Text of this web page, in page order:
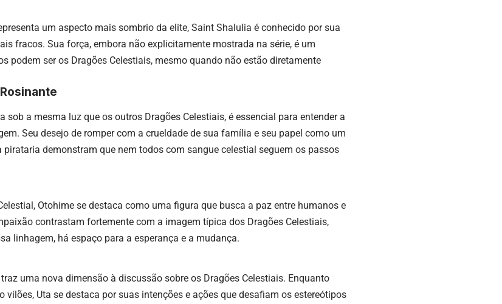
um aspecto mais sombrio da elite, Saint Shalulia é conhecido por sua
fracos. Sua força, embora não explicitamente mostrada na série, é um
podem ser os Dragões Celestiais, mesmo quando não estão diretamente
sob a mesma luz que os outros Dragões Celestiais, é essencial para entender a
Seu desejo de romper com a crueldade de sua família e seu papel como um
demonstram que nem todos com sangue celestial seguem os passos
Otohime se destaca como uma figura que busca a paz entre humanos e
contrastam fortemente com a imagem típica dos Dragões Celestiais,
linhagem, há espaço para a esperança e a mudança.
uma nova dimensão à discussão sobre os Dragões Celestiais. Enquanto
vilões, Uta se destaca por suas intenções e ações que desafiam os estereótipos